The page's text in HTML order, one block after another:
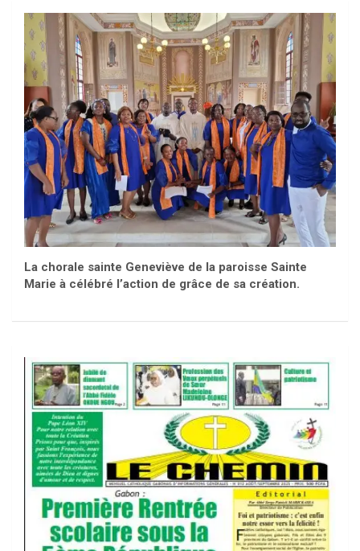
La chorale sainte Geneviève de la paroisse Sainte
Marie à célébré l’action de grâce de sa création.